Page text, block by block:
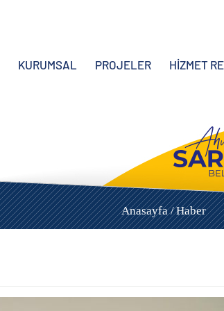
KURUMSAL PROJELER HİZMET
Anasayfa /Haber